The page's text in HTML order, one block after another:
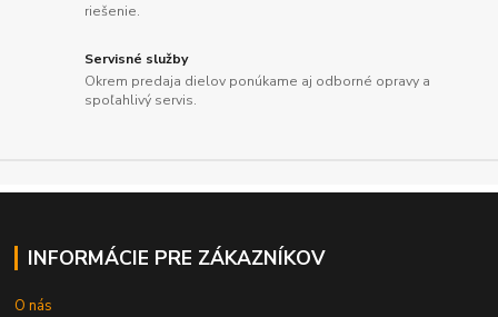
riešenie.
Servisné služby
Okrem predaja dielov ponúkame aj odborné opravy a
spoľahlivý servis.
INFORMÁCIE PRE ZÁKAZNÍKOV
O nás